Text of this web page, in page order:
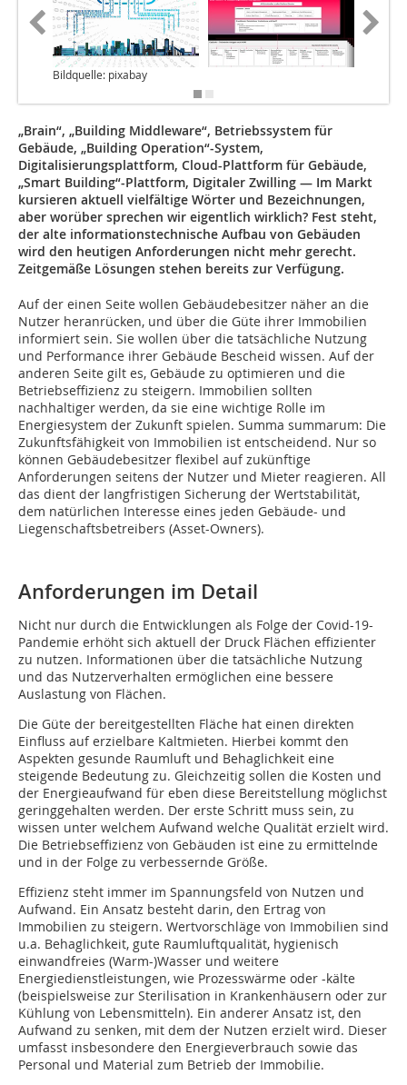
Bildquelle: pixabay
„Brain“, „Building Middleware“, Betriebssystem für
Gebäude, „Building Operation“-System,
Digitalisierungsplattform, Cloud-Plattform für Gebäude,
„Smart Building“-Plattform, Digitaler Zwilling — Im Markt
kursieren aktuell vielfältige Wörter und Bezeichnungen,
aber worüber sprechen wir eigentlich wirklich? Fest steht,
der alte informationstechnische Aufbau von Gebäuden
wird den heutigen Anforderungen nicht mehr gerecht.
Zeitgemäße Lösungen stehen bereits zur Verfügung.
Auf der einen Seite wollen Gebäudebesitzer näher an die
Nutzer heranrücken, und über die Güte ihrer Immobi­lien
informiert sein. Sie wollen über die tatsächliche Nutzung
und Performance ihrer Gebäude Bescheid wissen. Auf der
anderen Seite gilt es, Gebäude zu optimieren und die
Betriebseffizienz zu steigern. Immobilien sollten
nachhaltiger werden, da sie eine wichtige Rolle im
Energiesystem der Zukunft spielen. Summa summarum: Die
Zukunftsfähigkeit von Immobilien ist entscheidend. Nur so
können Gebäude­besitzer flexibel auf zukünftige
Anforderungen seitens der Nutzer und Mieter ­reagieren. All
das dient der langfristigen Sicherung der Wertstabilität,
dem natürlichen Interesse eines jeden Gebäude- und
Liegenschaftsbetreibers (Asset-Owners).
Anforderungen im Detail
Nicht nur durch die Entwicklungen als Folge der Covid-19-
Pandemie erhöht sich aktuell der Druck Flächen effizienter
zu nutzen. Informationen über die tatsäch­liche Nutzung
und das Nutzerverhalten ermöglichen eine bessere
Auslastung von Flächen.
Die Güte der bereitgestellten Fläche hat einen direkten
Einfluss auf erzielbare Kaltmieten. Hierbei kommt den
Aspekten gesunde Raumluft und Behaglichkeit eine
steigende Bedeutung zu. Gleichzeitig sollen die Kosten und
der Energieaufwand für eben diese Bereitstellung möglichst
geringgehalten werden. Der erste Schritt muss sein, zu
wissen unter welchem Aufwand welche Qualität erzielt wird.
Die Betriebseffizienz von Gebäuden ist eine zu ermittelnde
und in der Folge zu verbessernde Größe.
Effizienz steht immer im Spannungsfeld von Nutzen und
Aufwand. Ein Ansatz besteht darin, den Ertrag von
Immobilien zu steigern. Wertvorschläge von Immobilien sind
u.a. Behaglichkeit, gute Raumluftqualität, hygienisch
einwandfreies (Warm-)Wasser und weitere
Energiedienstleistungen, wie Prozesswärme oder -kälte
(beispielsweise zur Sterilisation in Krankenhäusern oder zur
Kühlung von Lebensmitteln). Ein anderer Ansatz ist, den
Aufwand zu senken, mit dem der Nutzen erzielt wird. Dieser
umfasst insbesondere den Energieverbrauch sowie das
Personal und Material zum Betrieb der Immobilie.